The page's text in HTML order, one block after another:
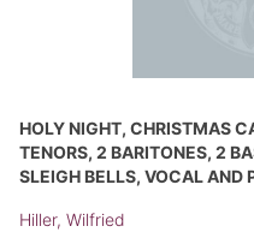
HOLY NIGHT, CHRISTMAS
TENORS, 2 BARITONES, 2
SLEIGH BELLS, VOCAL AND
Hiller, Wilfried